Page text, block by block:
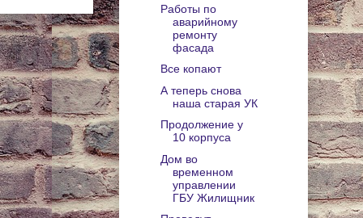
Работы по
аварийному
ремонту
фасада
Все копают
А теперь снова
наша старая УК
Продолжение у
10 корпуса
Дом во
временном
управлении
ГБУ Жилищник